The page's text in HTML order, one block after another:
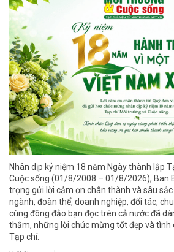
Nhân dịp kỷ niệm 18 năm Ngày thành lập
Cuộc sống (01/8/2008 – 01/8/2026), Ban
trọng gửi lời cảm ơn chân thành và sâu
ngành, đoàn thể, doanh nghiệp, đối tác,
cùng đông đảo bạn đọc trên cả nước đã
thắm, những lời chúc mừng tốt đẹp và tình
Tạp chí.